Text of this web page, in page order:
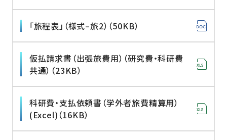
「旅程表」（様式–旅2）（50KB）
仮払請求書（出張旅費用）（研究費・科研費
共通）（23KB）
科研費・支払依頼書（学外者旅費精算用）
(Excel)（16KB）